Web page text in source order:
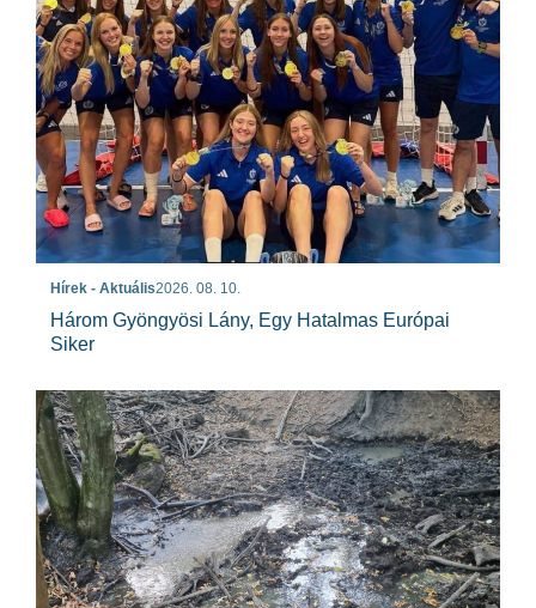
Hírek - Aktuális2026. 08. 10.
Három Gyöngyösi Lány, Egy Hatalmas Európai
Siker